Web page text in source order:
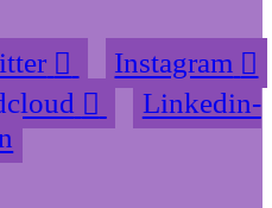
Instagram
Linkedin-